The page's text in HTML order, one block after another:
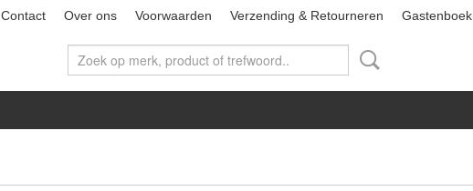
Contact Over ons Voorwaarden Verzending & Retourneren Gastenboek